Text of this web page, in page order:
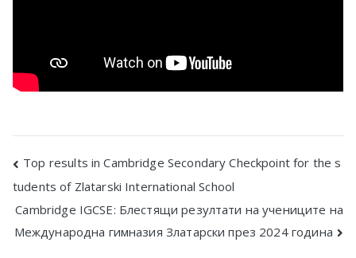
Post
navigation
Top results in Cambridge Secondary Checkpoint for the s
tudents of Zlatarski International School
Cambridge IGCSE: Блестящи резултати на учениците на
Международна гимназия Златарски през 2024 година